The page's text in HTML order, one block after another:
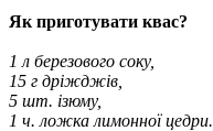
Як приготувати квас?
1 л березового соку,
15 г дріжджів,
5 шт. ізюму,
1 ч. ложка лимонної цедри.